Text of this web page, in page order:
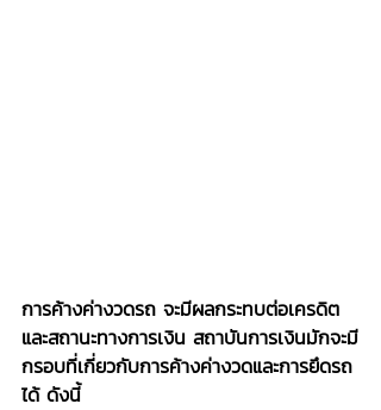
การค้างค่างวดรถ จะมีผลกระทบต่อเครดิต
และสถานะทางการเงิน สถาบันการเงินมักจะมี
กรอบที่เกี่ยวกับการค้างค่างวดและการยึดรถ
ได้ ดังนี้